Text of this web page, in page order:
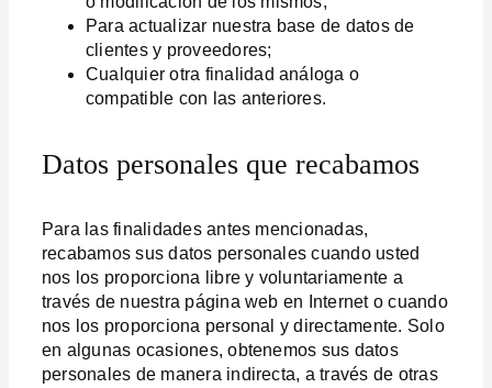
Para actualizar nuestra base de datos de
clientes y proveedores;
Cualquier otra finalidad análoga o
compatible con las anteriores.
Datos personales que recabamos
Para las finalidades antes mencionadas,
recabamos sus datos personales cuando usted
nos los proporciona libre y voluntariamente a
través de nuestra página web en Internet o cuando
nos los proporciona personal y directamente. Solo
en algunas ocasiones, obtenemos sus datos
personales de manera indirecta, a través de otras